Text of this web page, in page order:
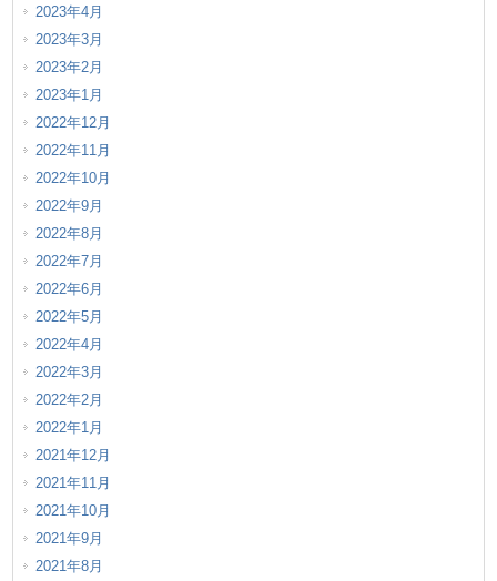
2023年4月
2023年3月
2023年2月
2023年1月
2022年12月
2022年11月
2022年10月
2022年9月
2022年8月
2022年7月
2022年6月
2022年5月
2022年4月
2022年3月
2022年2月
2022年1月
2021年12月
2021年11月
2021年10月
2021年9月
2021年8月